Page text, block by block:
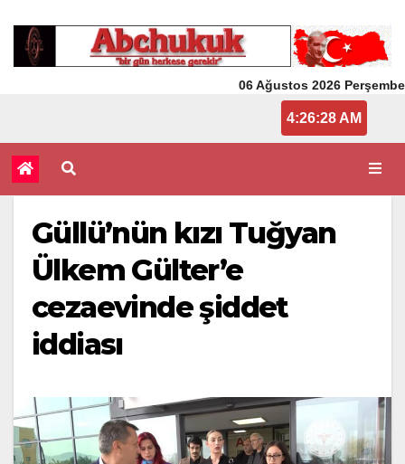
06 Ağustos 2026 Perşembe
4:26:28 AM
Güllü’nün kızı Tuğyan
Ülkem Gülter’e
cezaevinde şiddet
iddiası